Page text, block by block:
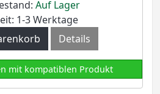
Auf Lager
1-3 Werktage
Details
mit kompatiblen Produkt